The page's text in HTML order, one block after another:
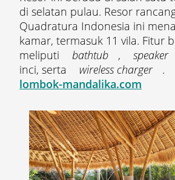
di selatan pulau. Resor
Quadratura Indonesia ini
kamar, termasuk 11 vila. Fitur
meliputi
bathtub , speaker
inci, serta
wireless charger .
lombok-mandalika.com